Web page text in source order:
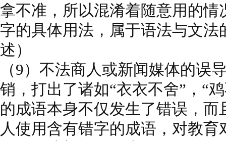
拿不准，所以混淆着随意用的
字的具体用法，属于语法与文法
述）
（9）不法商人或新闻媒体的误
销，打出了诸如“衣衣不舍”，“
的成语本身不仅发生了错误，
人使用含有错字的成语，对教